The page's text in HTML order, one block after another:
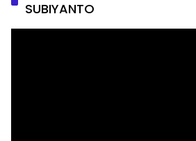
SUBIYANTO